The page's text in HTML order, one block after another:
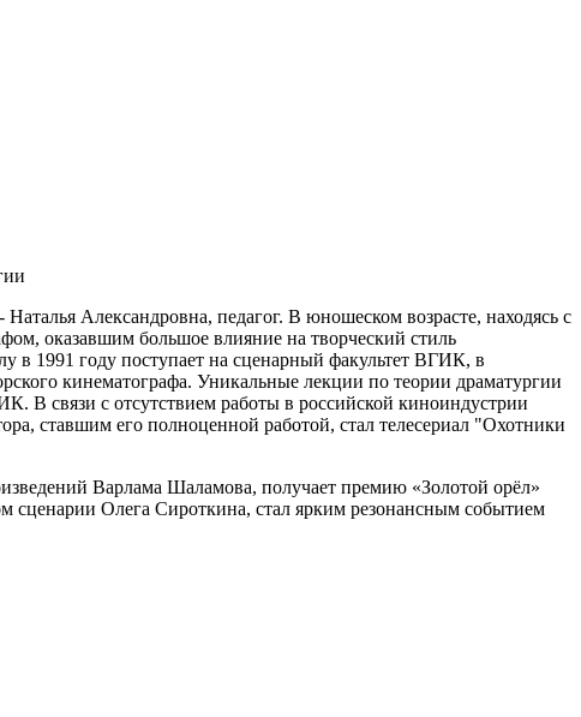
Александровна, педагог. В юношеском возрасте, находясь с
оказавшим большое влияние на творческий стиль
1991 году поступает на сценарный факультет ВГИК, в
кинематографа. Уникальные лекции по теории драматургии
В связи с отсутствием работы в российской киноиндустрии
ставшим его полноценной работой, стал телесериал "Охотники
Варлама Шаламова, получает премию «Золотой орёл»
сценарии Олега Сироткина, стал ярким резонансным событием